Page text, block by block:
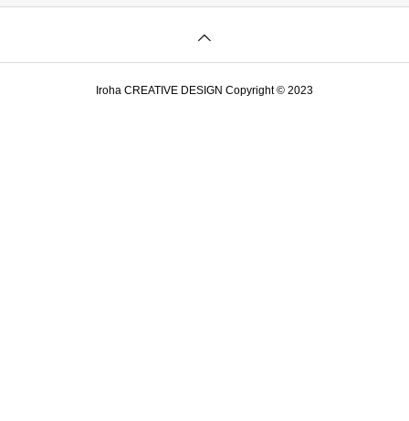
Iroha CREATIVE DESIGN Copyright © 2023